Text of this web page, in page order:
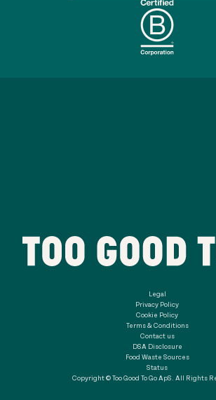
Legal
Privacy Policy
Cookie Policy
Terms & Conditions
Contact us
DSA Disclosure
Food Waste Sources
Status
Copyright © Too Good To Go ApS. All Rights